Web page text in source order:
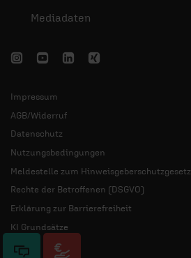
Mediadaten
Impressum
AGB/Widerruf
Datenschutz
Nutzungsbedingungen
Meldestelle zum Hinweisgeberschutzgesetz
Rechte der Betroffenen (DSGVO)
Erklärung zur Barrierefreiheit
KI Grundsätze